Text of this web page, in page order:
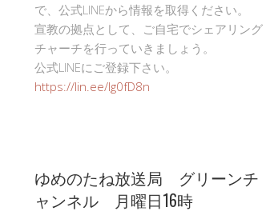
で、公式LINEから情報を取得ください。
宣教の拠点として、ご自宅でシェアリング
チャーチを行っていきましょう。
公式LINEにご登録下さい。
https://lin.ee/Ig0fD8n
ゆめのたね放送局 グリーンチ
ャンネル 月曜日16時